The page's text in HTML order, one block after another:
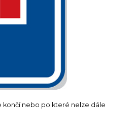
končí nebo po které nelze dále